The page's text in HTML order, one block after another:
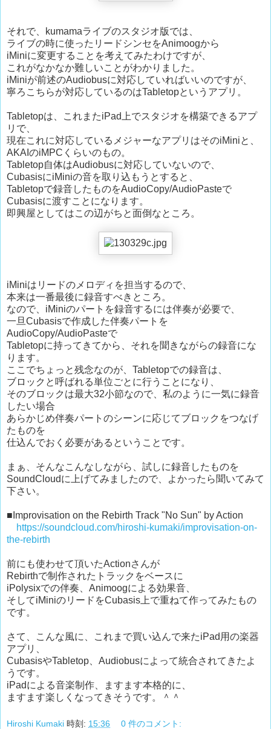
それで、kumamaライブのスタジオ版では、
ライブの時に使ったリードシンセをAnimoogから
iMiniに変更することを考えてみたわけですが、
これがなかなか難しいことがわかりました。
iMiniが前述のAudiobusに対応していればいいのですが、
寧ろこちらが対応しているのはTabletopというアプリ。
Tabletopは、これまたiPad上でスタジオを構築できるアプ
リで、
現在これに対応しているメジャーなアプリはそのiMiniと、
AKAIのiMPCくらいのもの。
Tabletop自体はAudiobusに対応していないので、
CubasisにiMiniの音を取り込もうとすると、
Tabletopで録音したものをAudioCopy/AudioPasteで
Cubasisに渡すことになります。
即興屋としてはこの辺がちと面倒なところ。
iMiniはリードのメロディを担当するので、
本来は一番最後に録音すべきところ。
なので、iMiniのパートを録音するには伴奏が必要で、
一旦Cubasisで作成した伴奏パートを
AudioCopy/AudioPasteで
Tabletopに持ってきてから、それを聞きながらの録音にな
ります。
ここでちょっと残念なのが、Tabletopでの録音は、
ブロックと呼ばれる単位ごとに行うことになり、
そのブロックは最大32小節なので、私のように一気に録音
したい場合
あらかじめ伴奏パートのシーンに応じてブロックをつなげ
たものを
仕込んでおく必要があるということです。
まぁ、そんなこんなしながら、試しに録音したものを
SoundCloudに上げてみましたので、よかったら聞いてみて
下さい。
■Improvisation on the Rebirth Track "No Sun" by Action
https://soundcloud.com/hiroshi-kumaki/improvisation-on-
the-rebirth
前にも使わせて頂いたActionさんが
Rebirthで制作されたトラックをベースに
iPolysixでの伴奏、Animoogによる効果音、
そしてiMiniのリードをCubasis上で重ねて作ってみたもの
です。
さて、こんな風に、これまで買い込んで来たiPad用の楽器
アプリ、
CubasisやTabletop、Audiobusによって統合されてきたよ
うです。
iPadによる音楽制作、ますます本格的に、
ますます楽しくなってきそうです。＾＾
Hiroshi Kumaki 時刻: 15:36 0 件のコメント: